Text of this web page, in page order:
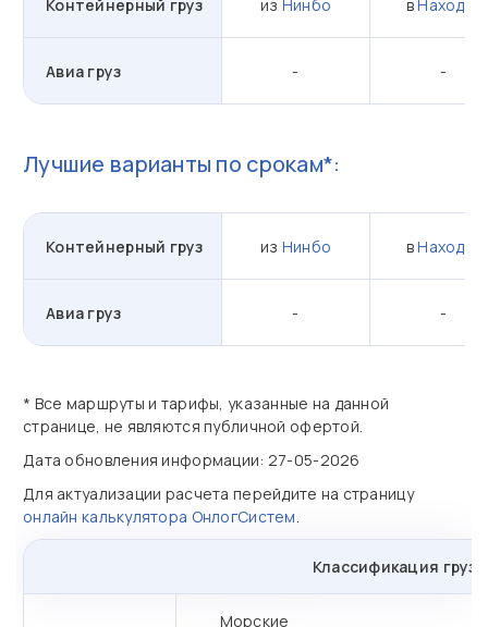
Контейнерный груз из Нинбо вНаходка
Авиа груз - -
Лучшие варианты по срокам*:
Контейнерный груз из Нинбо вНаходка
Авиа груз - -
* Все маршруты и тарифы, указанные на данной
странице, не являются публичной офертой.
Дата обновления информации: 27-05-2026
Для актуализации расчета перейдите на страницу
онлайн калькулятора ОнлогСистем.
Классификация
Морские